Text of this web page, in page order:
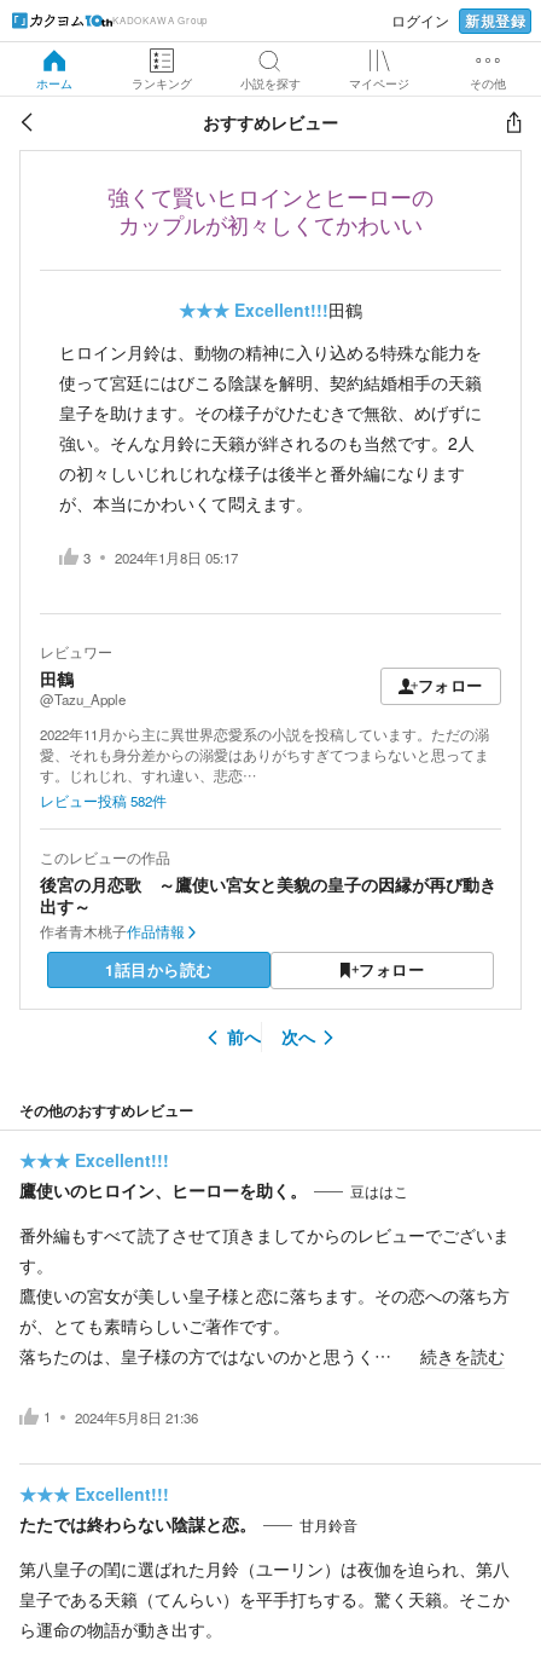
KADOKAWA Group ログイン 新規登録
ホーム ランキング 小説を探す マイページ その他
おすすめレビュー
強くて賢いヒロインとヒーローの
カップルが初々しくてかわいい
★★★ Excellent!!!田鶴
ヒロイン月鈴は、動物の精神に入り込める特殊な能力を
使って宮廷にはびこる陰謀を解明、契約結婚相手の天籟
皇子を助けます。その様子がひたむきで無欲、めげずに
強い。そんな月鈴に天籟が絆されるのも当然です。2人
の初々しいじれじれな様子は後半と番外編になります
が、本当にかわいくて悶えます。
3 2024年1月8日 05:17
レビュワー
田鶴
@Tazu_Apple
フォロー
2022年11月から主に異世界恋愛系の小説を投稿しています。ただの溺
愛、それも身分差からの溺愛はありがちすぎてつまらないと思ってま
す。じれじれ、すれ違い、悲恋…
レビュー投稿582件
このレビューの作品
後宮の月恋歌 ～鷹使い宮女と美貌の皇子の因縁が再び動き
出す～
作者青木桃子作品情報
1話目から読む フォロー
前へ 次へ
その他のおすすめレビュー
★★★ Excellent!!!
鷹使いのヒロイン、ヒーローを助く。
豆ははこ
番外編もすべて読了させて頂きましてからのレビューでございま
す。
鷹使いの宮女が美しい皇子様と恋に落ちます。その恋への落ち方
が、とても素晴らしいご著作です。
落ちたのは、皇子様の方ではないのかと思うく…
続きを読む
1 2024年5月8日 21:36
★★★ Excellent!!!
たたでは終わらない陰謀と恋。
甘月鈴音
第八皇子の閨に選ばれた月鈴（ユーリン）は夜伽を迫られ、第八
皇子である天籟（てんらい）を平手打ちする。驚く天籟。そこか
ら運命の物語が動き出す。